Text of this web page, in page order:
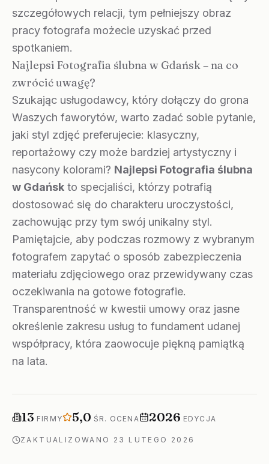
szczegółowych relacji, tym pełniejszy obraz
pracy fotografa możecie uzyskać przed
spotkaniem.
Najlepsi Fotografia ślubna w Gdańsk – na co
zwrócić uwagę?
Szukając usługodawcy, który dołączy do grona
Waszych faworytów, warto zadać sobie pytanie,
jaki styl zdjęć preferujecie: klasyczny,
reportażowy czy może bardziej artystyczny i
nasycony kolorami? Najlepsi Fotografia ślubna
w Gdańsk to specjaliści, którzy potrafią
dostosować się do charakteru uroczystości,
zachowując przy tym swój unikalny styl.
Pamiętajcie, aby podczas rozmowy z wybranym
fotografem zapytać o sposób zabezpieczenia
materiału zdjęciowego oraz przewidywany czas
oczekiwania na gotowe fotografie.
Transparentność w kwestii umowy oraz jasne
określenie zakresu usług to fundament udanej
współpracy, która zaowocuje piękną pamiątką
na lata.
Firm w rankingu
13 FIRMYŚrednia ocena
5,0 ŚR. OCENARok edycji
2026 EDYCJA
ZAKTUALIZOWANO 23 LUTEGO 2026